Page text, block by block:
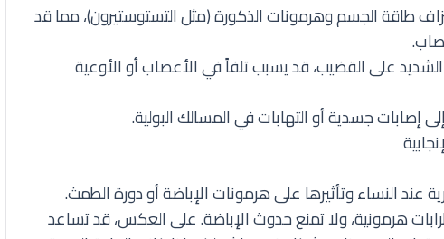
طاقة الجسم وهرمونات الذكورة (مثل التستوستيرون)، مما قد
على القضيب، قد يسبب تلفاً في الأعصاب أو الأوعية
إصابات جسدية أو التهابات في المسالك البولية.
عند النساء وتأثيرها على هرمونات الإباضة أو دورة الطمث.
هرمونية، ولا تمنع حدوث الإباضة. على العكس، قد تساعد